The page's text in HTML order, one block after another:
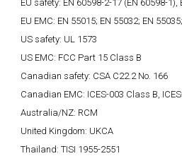
EU safety: EN 60598-2-17 (EN 60598-1),
EU EMC: EN 55015; EN 55032; EN
US safety: UL 1573
US EMC: FCC Part 15 Class B
Canadian safety: CSA C22.2 No. 166
Canadian EMC: ICES-003 Class B,
Australia/NZ: RCM
United Kingdom: UKCA
Thailand: TISI 1955-2551